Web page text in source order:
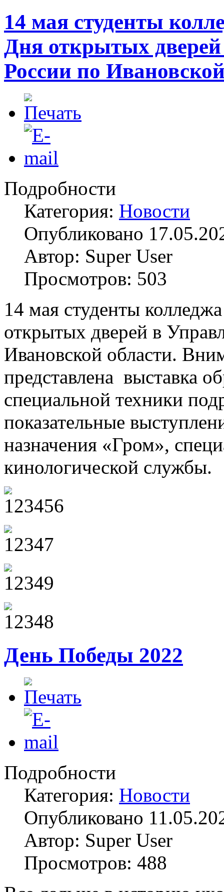
14 мая студенты
Дня открытых
России по
Подробности
Категория: Новости
Опубликовано
Автор: Super User
Просмотров: 503
14 мая студенты
открытых дверей в
Ивановской области.
представлена выставка
специальной техники
показательные
назначения «Гром»,
кинологической службы.
День Победы 2022
Подробности
Категория: Новости
Опубликовано
Автор: Super User
Просмотров: 488